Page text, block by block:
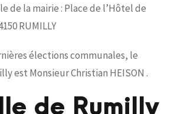
de la mairie : Place de l’Hôtel de
RUMILLY
élections communales, le
est Monsieur Christian HEISON .
de Rumilly